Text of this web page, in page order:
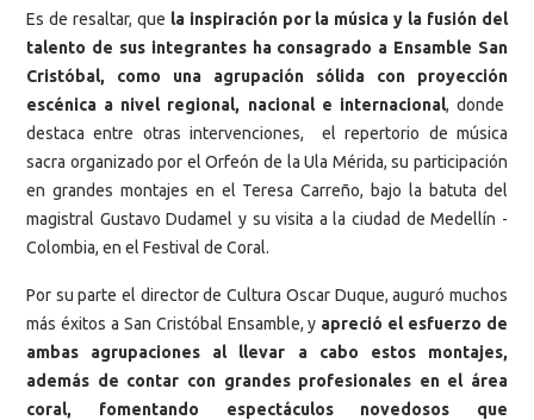
Es de resaltar, que la inspiración por la música y la fusión del
talento de sus integrantes ha consagrado a Ensamble San
Cristóbal, como una agrupación sólida con proyección
escénica a nivel regional, nacional e internacional, donde
destaca entre otras intervenciones, el repertorio de música
sacra organizado por el Orfeón de la Ula Mérida, su participación
en grandes montajes en el Teresa Carreño, bajo la batuta del
magistral Gustavo Dudamel y su visita a la ciudad de Medellín -
Colombia, en el Festival de Coral.
Por su parte el director de Cultura Oscar Duque, auguró muchos
más éxitos a San Cristóbal Ensamble, y apreció el esfuerzo de
ambas agrupaciones al llevar a cabo estos montajes,
además de contar con grandes profesionales en el área
coral, fomentando espectáculos novedosos que